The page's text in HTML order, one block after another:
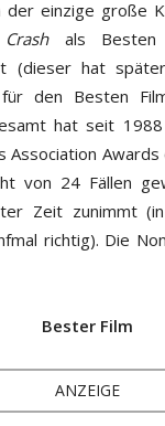
der einzige große
als Besten
(dieser hat
den Besten
hat seit
Association
von 24 Fällen
Zeit zunimmt
richtig). Die
Bester Film
ANZEIGE